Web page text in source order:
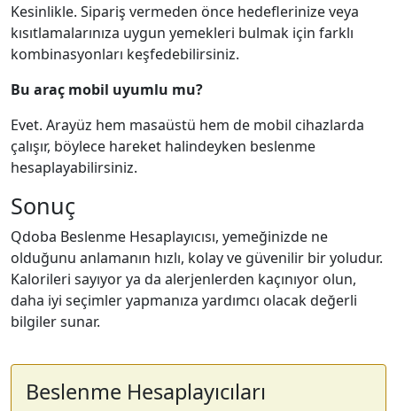
Kesinlikle. Sipariş vermeden önce hedeflerinize veya
kısıtlamalarınıza uygun yemekleri bulmak için farklı
kombinasyonları keşfedebilirsiniz.
Bu araç mobil uyumlu mu?
Evet. Arayüz hem masaüstü hem de mobil cihazlarda
çalışır, böylece hareket halindeyken beslenme
hesaplayabilirsiniz.
Sonuç
Qdoba Beslenme Hesaplayıcısı, yemeğinizde ne
olduğunu anlamanın hızlı, kolay ve güvenilir bir yoludur.
Kalorileri sayıyor ya da alerjenlerden kaçınıyor olun,
daha iyi seçimler yapmanıza yardımcı olacak değerli
bilgiler sunar.
Beslenme Hesaplayıcıları